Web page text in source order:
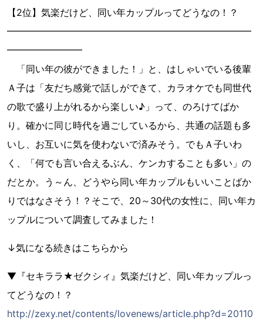
【2位】気楽だけど、同い年カップルってどうなの！？
━━━━━━━━━━━━━━━━━━━━━━━━━━
━━━━━━━━
「同い年の彼ができました！」と、はしゃいでいる後輩
Ａ子は「友だち感覚で話しができて、カラオケでも同世代
の歌で盛り上がれるから楽しい♪」って、のろけてばか
り。確かに同じ時代を過ごしているから、共通の話題も多
いし、お互いに気を使わないで済みそう。でもＡ子いわ
く、「何でも言い合えるぶん、ケンカすることも多い」の
だとか。う～ん、どうやら同い年カップルもいいことばか
りではなさそう！？そこで、20～30代の女性に、同い年カ
ップルについて調査してみました！
↓気になる続きはこちらから
▼『セキララ★ゼクシィ』気楽だけど、同い年カップルっ
てどうなの！？
http://zexy.net/contents/lovenews/article.php?d=20110